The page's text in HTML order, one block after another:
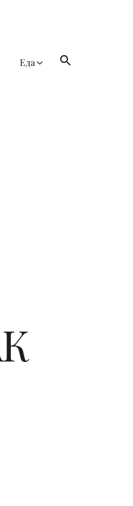
Еда